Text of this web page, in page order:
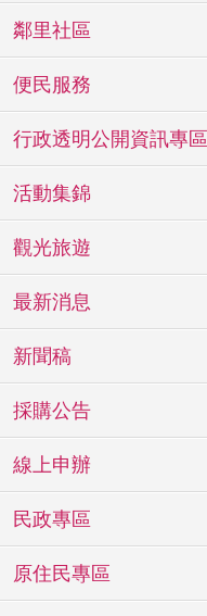
鄰里社區
便民服務
行政透明公開資訊專區
活動集錦
觀光旅遊
最新消息
新聞稿
採購公告
線上申辦
民政專區
原住民專區